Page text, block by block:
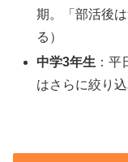
期。「部活後
る）
中学3年生 ：
はさらに絞り